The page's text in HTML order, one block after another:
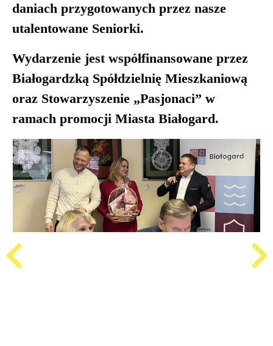
daniach przygotowanych przez nasze
utalentowane Seniorki.
Wydarzenie jest współfinansowane przez
Białogardzką Spółdzielnię Mieszkaniową
oraz Stowarzyszenie „Pasjonaci” w
ramach promocji Miasta Białogard.